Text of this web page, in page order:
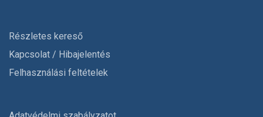
Részletes kereső
Kapcsolat / Hibajelentés
Felhasználási feltételek